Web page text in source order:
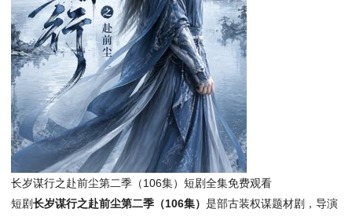
长岁谋行之赴前尘第二季（106集）短剧全集免费观看
短剧长岁谋行之赴前尘第二季（106集） 是部古装权谋题材剧，导演